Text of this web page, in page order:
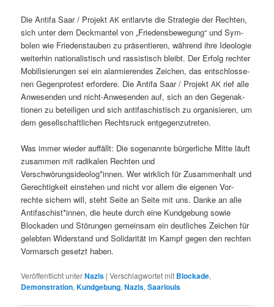
Die Antifa Saar / Pro­jektAK ent­larvte die Strate­gie der Recht­en,
sich unter dem Deck­man­tel von „Friedens­be­we­gung“ und Sym­
bol­en wie Frieden­stauben zu präsen­tieren, während ihre Ide­olo­gie
weit­er­hin nation­al­is­tisch und ras­sis­tisch bleibt. Der Erfolg rechter
Mobil­isierun­gen sei ein alarmieren­des Zeichen, das entschlosse­
nen Gegen­protest erfordere. Die Antifa Saar / Pro­jektAK rief alle
Anwe­senden und nicht-Anwe­senden auf, sich an den Gege­nak­
tio­nen zu beteili­gen und sich antifaschis­tisch zu organ­isieren, um
dem gesellschaftlichen Recht­sruck entgegenzutreten.
Was immer wieder auf­fällt: Die soge­nan­nte bürg­er­liche Mitte läuft
zusam­men mit radikalen Recht­en und
Verschwörungsideolog*innen. Wer wirk­lich für Zusam­men­halt und
Gerechtigkeit ein­ste­hen und nicht vor allem die eige­nen Vor­
rechte sich­ern will, ste­ht Seite an Seite mit uns. Danke an alle
Antifaschist*innen, die heute durch eine Kundge­bung sowie
Block­aden und Störun­gen gemein­sam ein deut­lich­es Zeichen für
gelebten Wider­stand und Sol­i­dar­ität im Kampf gegen den recht­en
Vor­marsch geset­zt haben.
Veröffentlicht unterNazis |Verschlagwortet mit Blockade,
Demonstration,Kundgebung,Nazis,Saarlouis